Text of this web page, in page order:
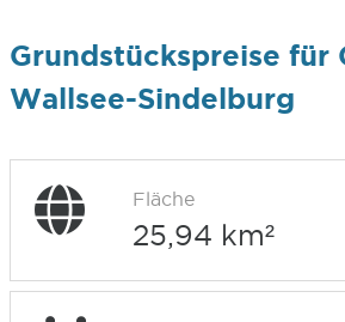
Grundstückspreise für
Wallsee-Sindelburg
Fläche
25,94 km²